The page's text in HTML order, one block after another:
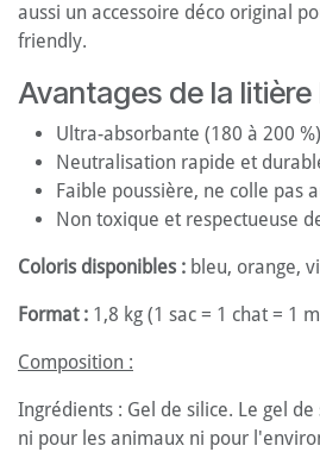
aussi un accessoire déco original
friendly.
Avantages de la litière
Ultra-absorbante (180 à 200 %)
Neutralisation rapide et
Faible poussière, ne colle pas
Non toxique et respectueuse
Coloris disponibles : bleu, orange,
Format : 1,8 kg (1 sac = 1 chat = 1
Composition :
Ingrédients : Gel de silice. Le gel
ni pour les animaux ni pour